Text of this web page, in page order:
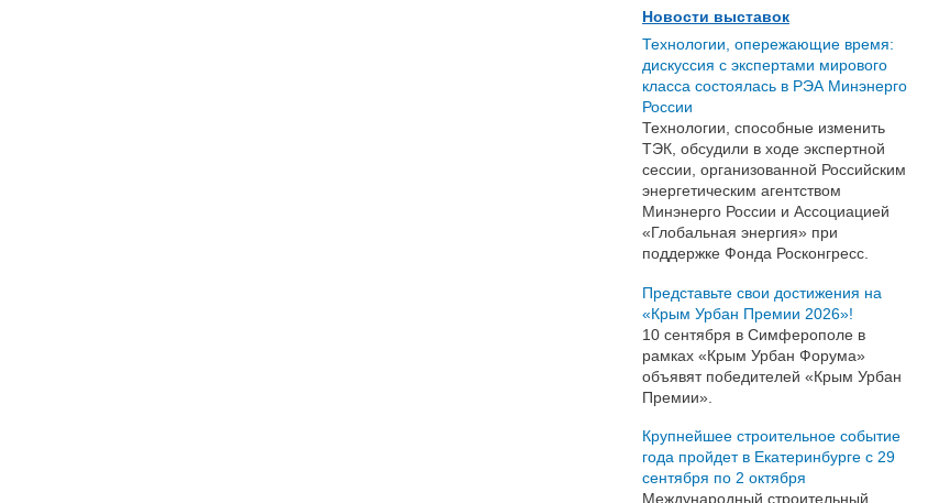
Новости выставок
Технологии, опережающие время:
дискуссия с экспертами мирового
класса состоялась в РЭА Минэнерго
России
Технологии, способные изменить
ТЭК, обсудили в ходе экспертной
сессии, организованной Российским
энергетическим агентством
Минэнерго России и Ассоциацией
«Глобальная энергия» при
поддержке Фонда Росконгресс.
Представьте свои достижения на
«Крым Урбан Премии 2026»!
10 сентября в Симферополе в
рамках «Крым Урбан Форума»
объявят победителей «Крым Урбан
Премии».
Крупнейшее строительное событие
года пройдет в Екатеринбурге с 29
сентября по 2 октября
Международный строительный